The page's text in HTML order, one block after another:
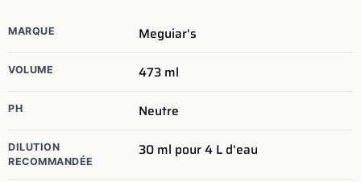
MARQUE Meguiar's
VOLUME 473 ml
PH Neutre
DILUTION
RECOMMANDÉE
30 ml pour 4 L d'eau